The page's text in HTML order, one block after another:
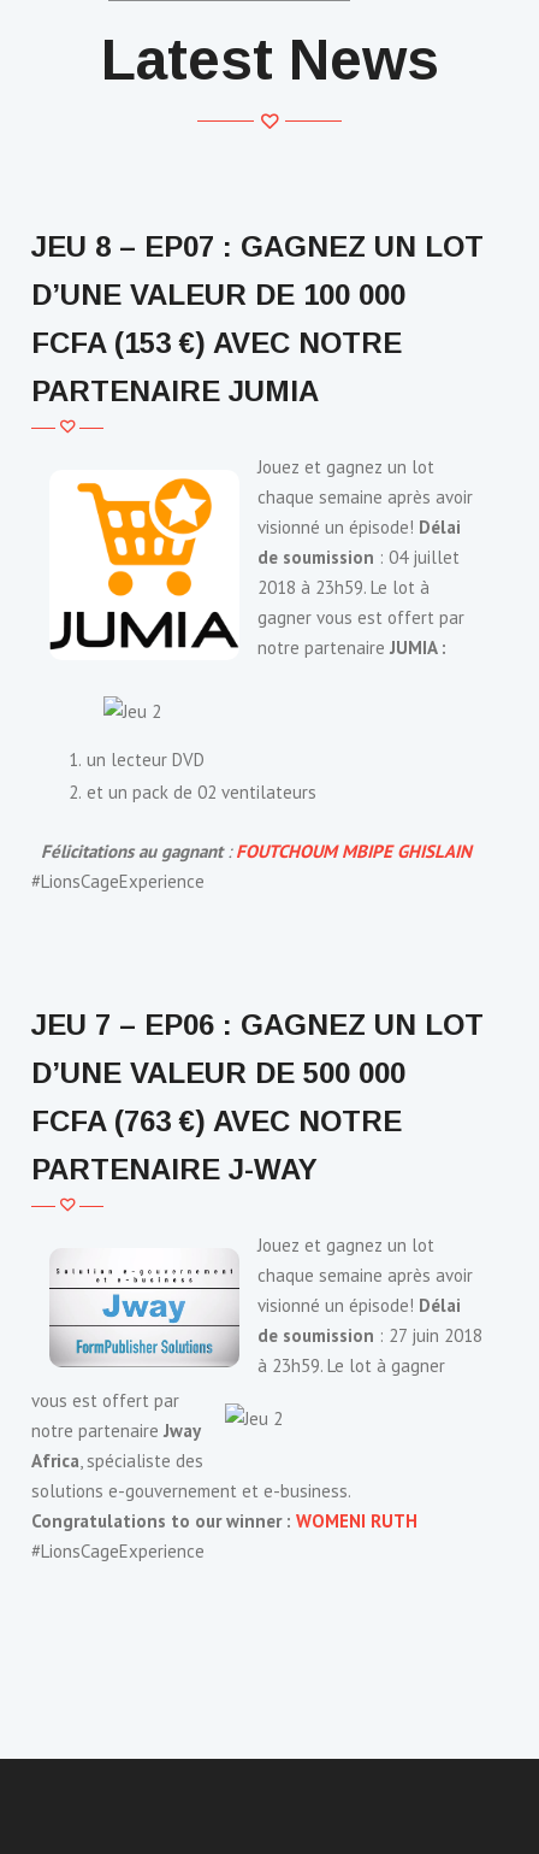
Latest News
JEU 8 – EP07 : GAGNEZ UN LOT
D’UNE VALEUR DE 100 000
FCFA (153 €) AVEC NOTRE
PARTENAIRE JUMIA
Jouez et gagnez un lot
chaque semaine après avoir
visionné un épisode! Délai
de soumission : 04 juillet
2018 à 23h59. Le lot à
gagner vous est offert par
notre partenaire JUMIA :
un lecteur DVD
et un pack de 02 ventilateurs
Félicitations au gagnant:FOUTCHOUM MBIPE GHISLAIN
#LionsCageExperience
JEU 7 – EP06 : GAGNEZ UN LOT
D’UNE VALEUR DE 500 000
FCFA (763 €) AVEC NOTRE
PARTENAIRE J-WAY
Jouez et gagnez un lot
chaque semaine après avoir
visionné un épisode! Délai
de soumission : 27 juin 2018
à 23h59. Le lot à gagner
vous est offert par
notre partenaire Jway
Africa, spécialiste des
solutions e-gouvernement et e-business.
Congratulations to our winner : WOMENI RUTH
#LionsCageExperience